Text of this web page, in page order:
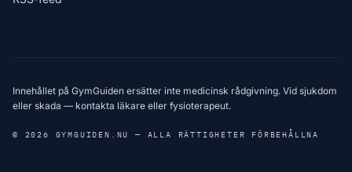
Innehållet på GymGuiden ersätter inte medicinsk rådgivning. Vid sjukdom
eller skada — kontakta läkare eller fysioterapeut.
© 2026 GYMGUIDEN.NU — ALLA RÄTTIGHETER FÖRBEHÅLLNA